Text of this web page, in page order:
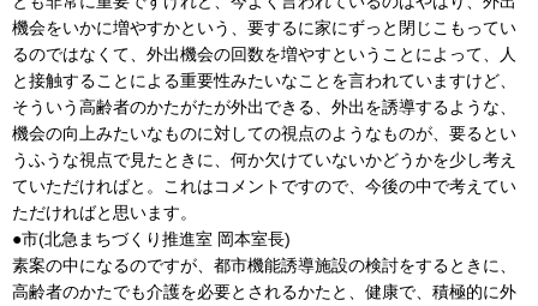
機会をいかに増やすかという、要するに家にずっと閉じこもってい
るのではなくて、外出機会の回数を増やすということによって、人
と接触することによる重要性みたいなことを言われていますけど、
そういう高齢者のかたがたが外出できる、外出を誘導するような、
機会の向上みたいなものに対しての視点のようなものが、要るとい
うふうな視点で見たときに、何か欠けていないかどうかを少し考え
ていただければと。これはコメントですので、今後の中で考えてい
ただければと思います。
●市(北急まちづくり推進室 岡本室長)
素案の中になるのですが、都市機能誘導施設の検討をするときに、
高齢者のかたでも介護を必要とされるかたと、健康で、積極的に外